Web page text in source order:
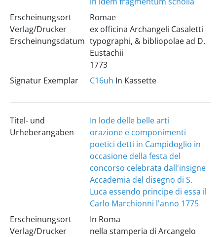
Erscheinungsort
Verlag/Drucker
Erscheinungsdatum
Romae
ex officina Archangeli Casaletti
typographi, & bibliopolae ad D.
Eustachii
1773
Signatur Exemplar
C16uh In Kassette
Titel- und
Urheberangaben
In lode delle belle arti
orazione e componimenti
poetici detti in Campidoglio in
occasione della festa del
concorso celebrata dall'insigne
Accademia del disegno di S.
Luca essendo principe di essa il
Carlo Marchionni l'anno 1775
Erscheinungsort
Verlag/Drucker
In Roma
nella stamperia di Arcangelo